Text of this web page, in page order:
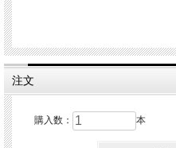
注文
購入数： 本